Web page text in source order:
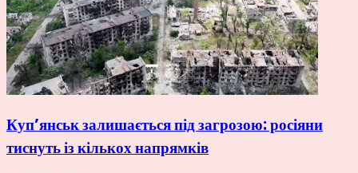
Куп’янськ залишається під загрозою: росіяни
тиснуть із кількох напрямків